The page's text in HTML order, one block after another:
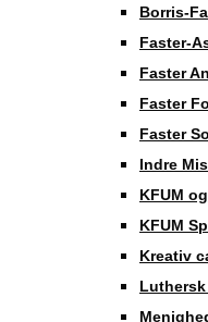
Borris-
Faster-
Faster
Faster
Faster
Indre
KFUM
KFUM
Kreativ